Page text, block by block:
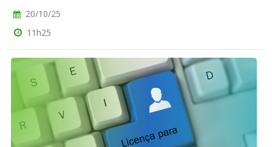
20/10/25
11h25